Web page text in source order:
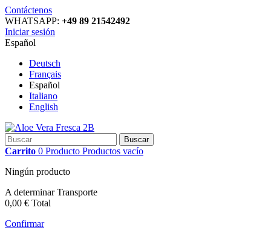
Contáctenos
WHATSAPP: +49 89 21542492
Iniciar sesión
Español
Deutsch
Français
Español
Italiano
English
Buscar
Carrito 0 Producto Productos vacío
Ningún producto
A determinarTransporte
0,00 € Total
Confirmar